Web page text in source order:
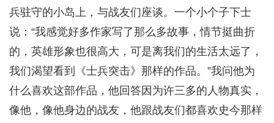
兵驻守的小岛上，与战友们座谈。一个小个子下士
说：“我感觉好多作家写了那么多故事，情节挺曲折
的，英雄形象也很高大，可是离我们的生活太远了，
我们渴望看到《士兵突击》那样的作品。”我问他为
什么喜欢这部作品，他回答因为许三多的人物真实，
像他，像他身边的战友，他跟战友们都喜欢史今那样